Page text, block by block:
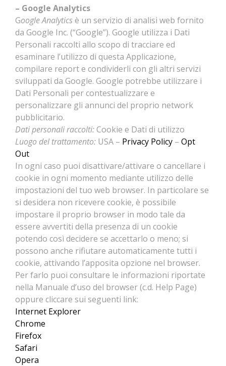
– Google Analytics
Google Analyticsè un servizio di analisi web fornito
da Google Inc. (“Google”). Google utilizza i Dati
Personali raccolti allo scopo di tracciare ed
esaminare l’utilizzo di questa Applicazione,
compilare report e condividerli con gli altri servizi
sviluppati da Google. Google potrebbe utilizzare i
Dati Personali per contestualizzare e
personalizzare gli annunci del proprio network
pubblicitario.
Dati personali raccolti:Cookie e Dati di utilizzo
Luogo del trattamento: USA – Privacy Policy – Opt
Out
In ogni caso puoi disattivare/attivare o cancellare i
cookie in ogni momento mediante utilizzo delle
impostazioni del tuo web browser. In particolare se
si desidera non ricevere cookie, è possibile
impostare il proprio browser in modo tale da
essere avvertiti della presenza di un cookie
potendo così decidere se accettarlo o meno; si
possono anche rifiutare automaticamente tutti i
cookie, attivando l’apposita opzione nel browser.
Per farlo puoi consultare le informazioni riportate
nella Manuale d’uso del browser (c.d. Help Page)
oppure cliccare sui seguenti link:
Internet Explorer
Chrome
Firefox
Safari
Opera